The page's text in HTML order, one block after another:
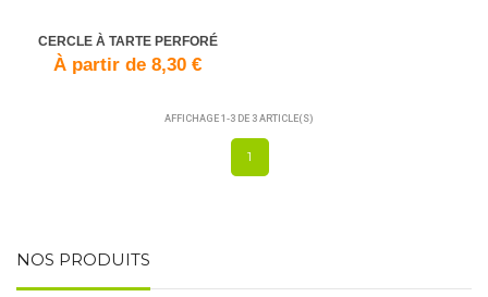
NOS PRODUITS
CERCLE À TARTE PERFORÉ
À partir de 8,30 €
AFFICHAGE 1-3 DE 3 ARTICLE(S)
1